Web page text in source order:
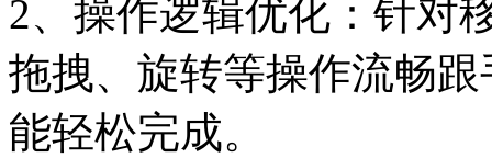
2、操作逻辑优化：针对
拖拽、旋转等操作流畅
能轻松完成。